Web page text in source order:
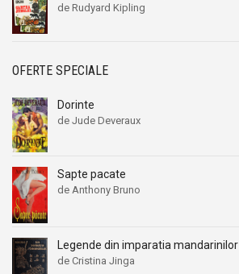
de Rudyard Kipling
OFERTE SPECIALE
Dorinte
de Jude Deveraux
Sapte pacate
de Anthony Bruno
Legende din imparatia mandarinilor
de Cristina Jinga